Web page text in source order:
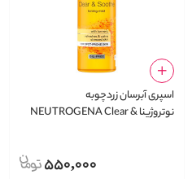
اسپری آبرسان زردچوبه
نوتروژینا NEUTROGENA Clear &
550,000